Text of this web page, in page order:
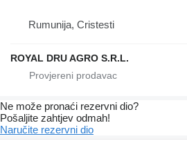
Rumunija, Cristesti
ROYAL DRU AGRO S.R.L.
Ne može pronaći rezervni dio?
Pošaljite zahtjev odmah!
Naručite rezervni dio